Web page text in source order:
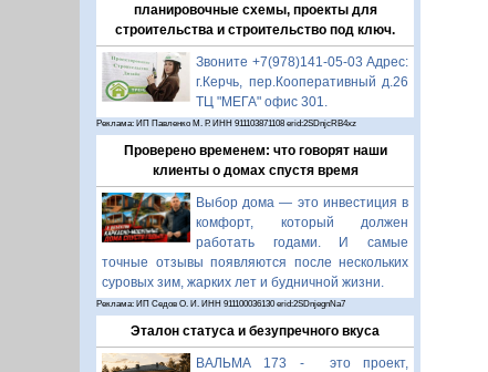
планировочные схемы, проекты для
строительства и строительство под ключ.
Звоните +7(978)141-05-03 Адрес:
г.Керчь, пер.Кооперативный д.26
ТЦ "МЕГА" офис 301.
Реклама: ИП Павленко М. Р. ИНН 911103871108 erid:2SDnjcRB4xz
Проверено временем: что говорят наши
клиенты о домах спустя время
Выбор дома — это инвестиция в
комфорт, который должен
работать годами. И самые
точные отзывы появляются после нескольких
суровых зим, жарких лет и будничной жизни.
Реклама: ИП Седов О. И. ИНН 911100036130 erid:2SDnjegnNa7
Эталон статуса и безупречного вкуса
ВАЛЬМА 173 - это проект,